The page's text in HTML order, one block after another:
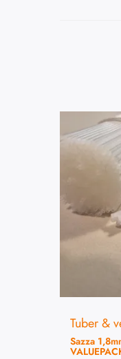
Tuber &
Sazza